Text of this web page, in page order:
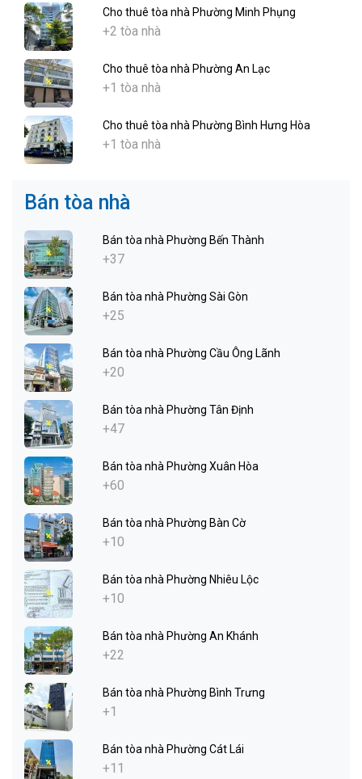
Cho thuê tòa nhà Phường Minh Phụng
+2 tòa nhà
Cho thuê tòa nhà Phường An Lạc
+1 tòa nhà
Cho thuê tòa nhà Phường Bình Hưng Hòa
+1 tòa nhà
Bán tòa nhà
Bán tòa nhà Phường Bến Thành
+37
Bán tòa nhà Phường Sài Gòn
+25
Bán tòa nhà Phường Cầu Ông Lãnh
+20
Bán tòa nhà Phường Tân Định
+47
Bán tòa nhà Phường Xuân Hòa
+60
Bán tòa nhà Phường Bàn Cờ
+10
Bán tòa nhà Phường Nhiêu Lộc
+10
Bán tòa nhà Phường An Khánh
+22
Bán tòa nhà Phường Bình Trưng
+1
Bán tòa nhà Phường Cát Lái
+11